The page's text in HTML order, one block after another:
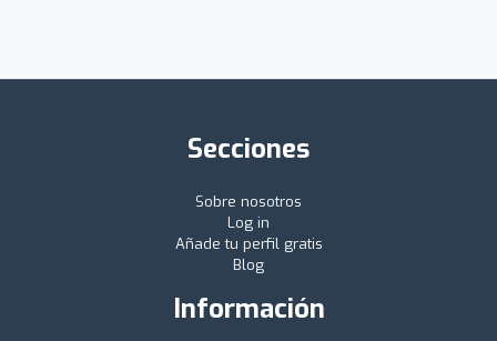
Secciones
Sobre nosotros
Log in
Añade tu perfil gratis
Blog
Información